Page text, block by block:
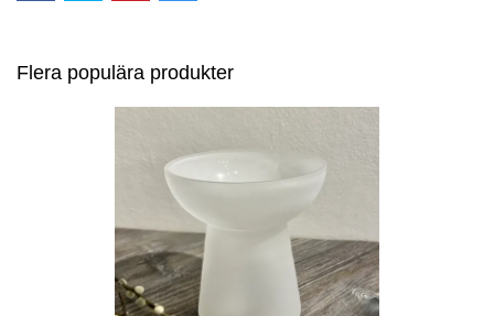
Flera populära produkter